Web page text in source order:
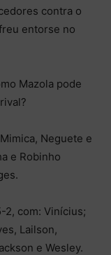
contra o
entorse no
Mazola pode
Neguete e
e Robinho
2, com: Vinícius;
Lailson,
e Wesley.